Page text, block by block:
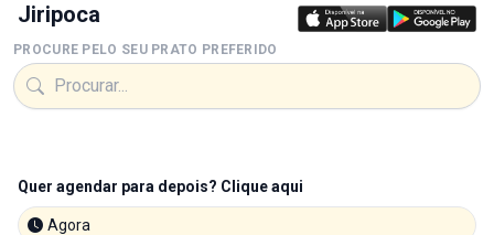
Jiripoca
PROCURE PELO SEU PRATO PREFERIDO
Quer agendar para depois? Clique aqui